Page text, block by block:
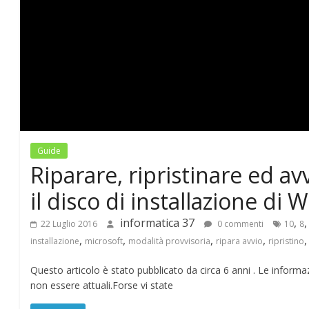
A
3
7
–
B
Guide
Riparare, ripristinare ed
il disco di installazione di
22 Luglio 2016 informatica 37 0 commenti 10, 8
installazione, microsoft, modalità provvisoria, ripara avvio, ripristino
Questo articolo è stato pubblicato da circa 6 anni . Le
non essere attuali.Forse vi state